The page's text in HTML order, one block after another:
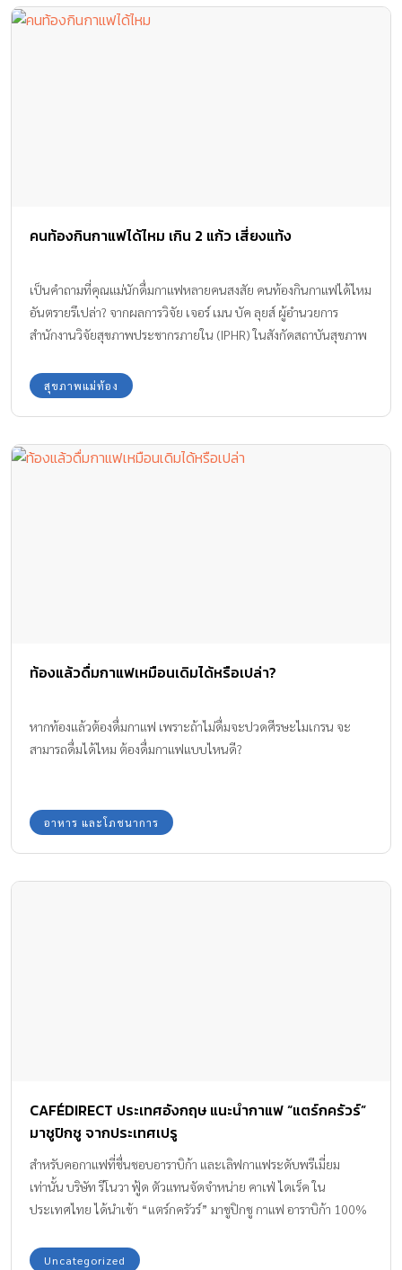
คนท้องกินกาแฟได้ไหม เกิน 2 แก้ว เสี่ยงแท้ง
เป็นคำถามที่คุณแม่นักดื่มกาแฟหลายคนสงสัย คนท้องกินกาแฟได้ไหม
อันตรายรึเปล่า? จากผลการวิจัย เจอร์ เมน บัค ลุยส์ ผู้อำนวยการ
สำนักงานวิจัยสุขภาพประชากรภายใน (IPHR) ในสังกัดสถาบันสุขภาพ
สุขภาพแม่ท้อง
ท้องแล้วดื่มกาแฟเหมือนเดิมได้หรือเปล่า?
หากท้องแล้วต้องดื่มกาแฟ เพราะถ้าไม่ดื่มจะปวดศีรษะไมเกรน จะ
สามารถดื่มได้ไหม ต้องดื่มกาแฟแบบไหนดี?
อาหาร และโภชนาการ
CAFÉDIRECT ประเทศอังกฤษ แนะนำกาแฟ “แตร์กครัวร์”
มาชูปิกชู จากประเทศเปรู
สำหรับคอกาแฟที่ชื่นชอบอาราบิก้า และเลิฟกาแฟระดับพรีเมี่ยม
เท่านั้น บริษัท รีโนวา ฟู้ด ตัวแทนจัดจำหน่าย คาเฟ่ ไดเร็ค ใน
ประเทศไทย ได้นำเข้า “แตร์กครัวร์” มาชูปิกชู กาแฟ อาราบิก้า 100%
เกรดเมล็ดกาแฟตามมาตรฐานของ CAFÉDIRECT ที่เข้มงวดและ
Uncategorized